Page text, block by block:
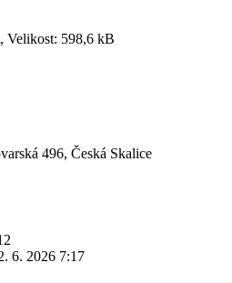
Velikost: 598,6 kB
496, Česká Skalice
6. 2026 7:17